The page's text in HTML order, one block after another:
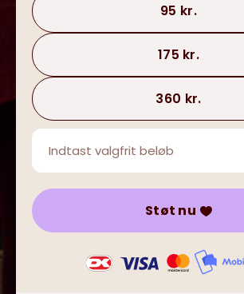
95 kr.
175 kr.
360 kr.
Støt nu